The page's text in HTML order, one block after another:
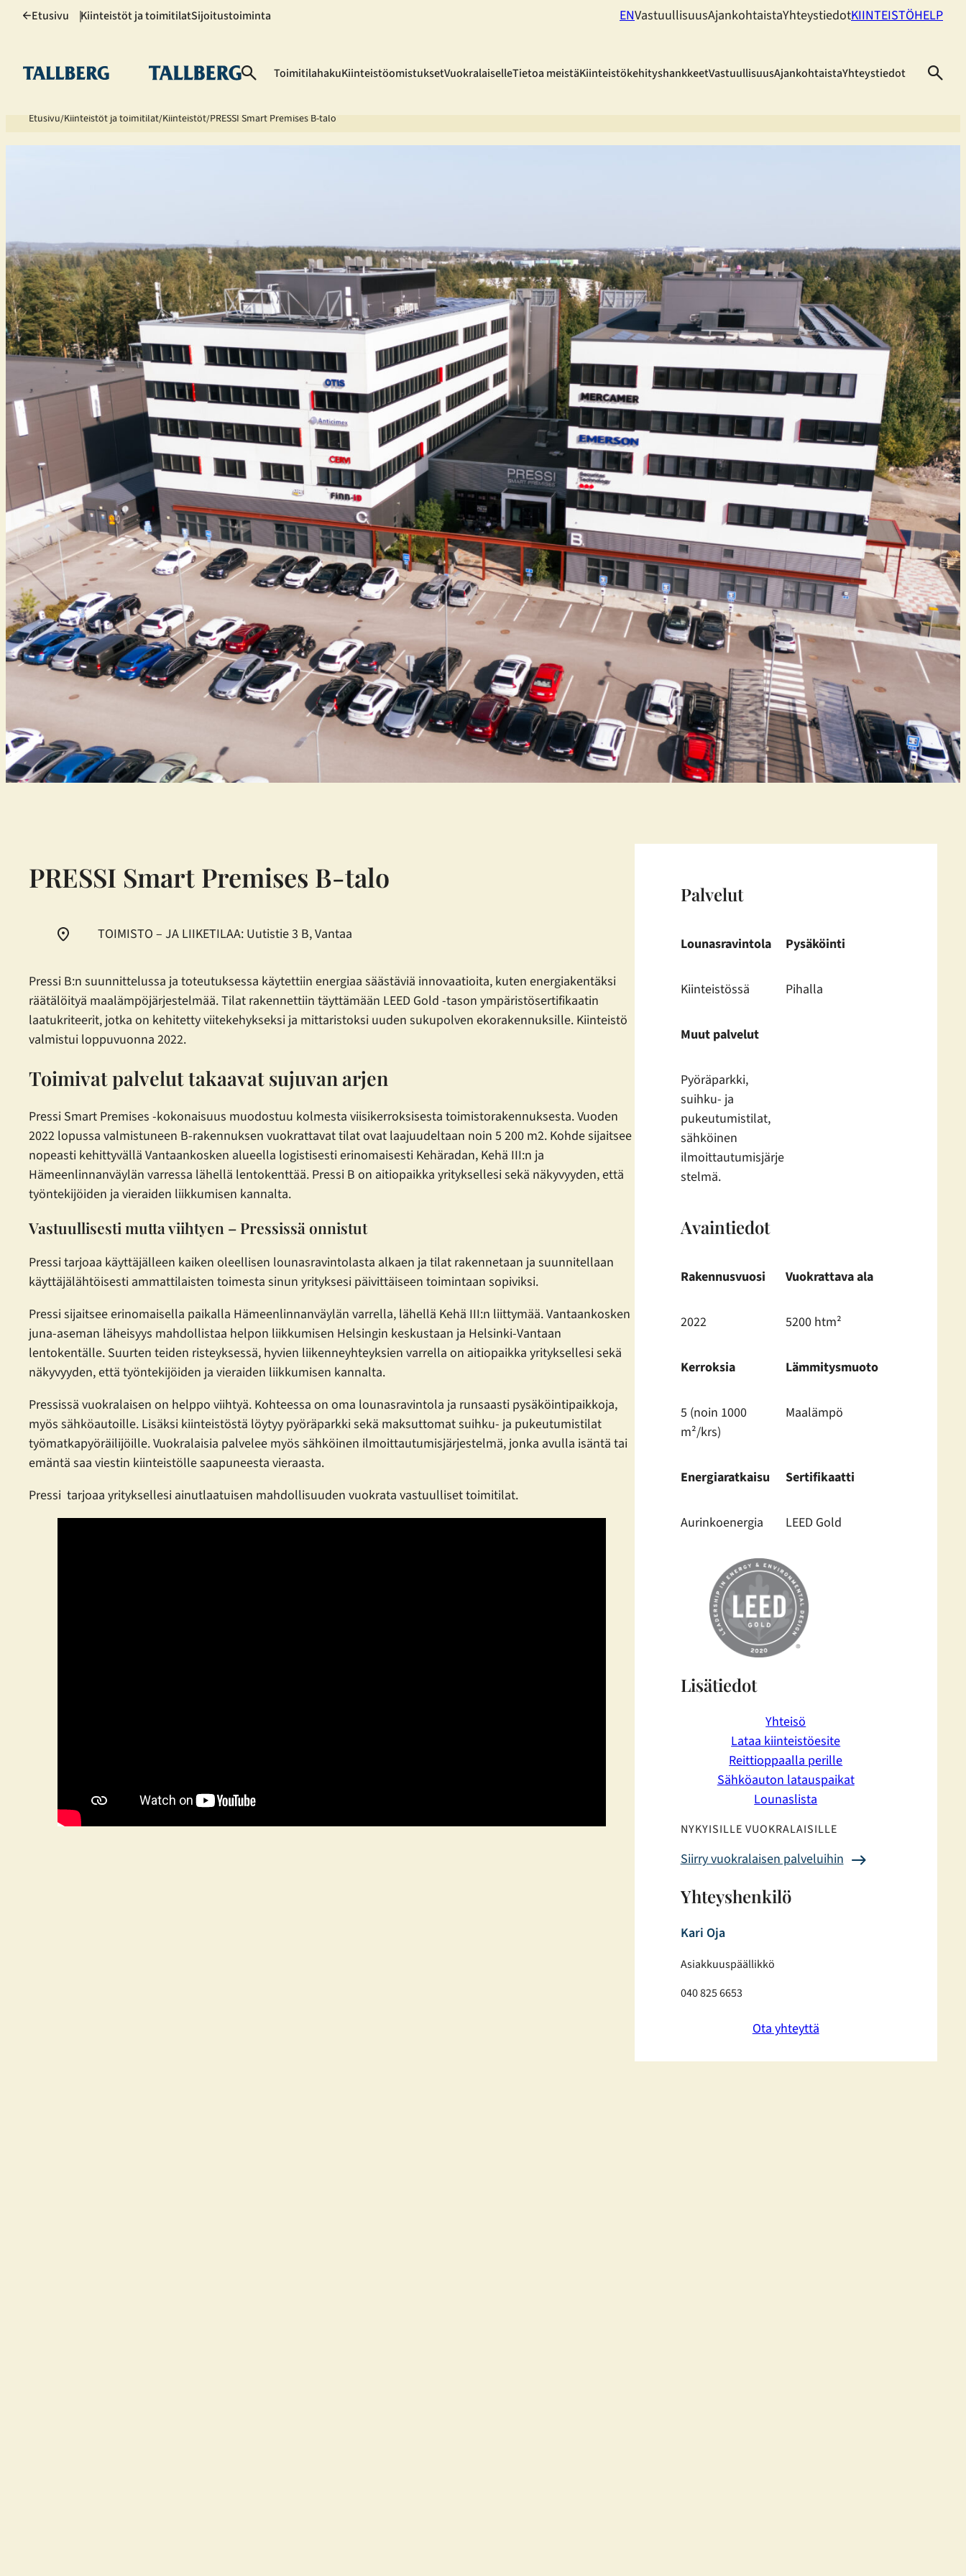
SiirryEtusivu Kiinteistöt ja toimitilatSijoitustoiminta ENVastuullisuusAjankohtaistaYhteystiedotKIINTEISTÖHELP
ToimitilahakuKiinteistöomistuksetVuokralaiselleTietoa meistäKiinteistökehityshankkeetVastuullisuusAjankohtaistaYhteystiedot
Etusivu Kiinteistöt ja toimitilat Kiinteistöt PRESSI Smart Premises B-talo
PRESSI Smart Premises B-talo
TOIMISTO – JA LIIKETILAA: Uutistie 3 B, Vantaa
Pressi B:n suunnittelussa ja toteutuksessa käytettiin energiaa säästäviä innovaatioita, kuten energiakentäksi
räätälöityä maalämpöjärjestelmää. Tilat rakennettiin täyttämään LEED Gold -tason ympäristösertifikaatin
laatukriteerit, jotka on kehitetty viitekehykseksi ja mittaristoksi uuden sukupolven ekorakennuksille. Kiinteistö
valmistui loppuvuonna 2022.
Toimivat palvelut takaavat sujuvan arjen
Pressi Smart Premises -kokonaisuus muodostuu kolmesta viisikerroksisesta toimistorakennuksesta. Vuoden
2022 lopussa valmistuneen B-rakennuksen vuokrattavat tilat ovat laajuudeltaan noin 5 200 m2. Kohde sijaitsee
nopeasti kehittyvällä Vantaankosken alueella logistisesti erinomaisesti Kehäradan, Kehä III:n ja
Hämeenlinnanväylän varressa lähellä lentokenttää. Pressi B on aitiopaikka yrityksellesi sekä näkyvyyden, että
työntekijöiden ja vieraiden liikkumisen kannalta.
Vastuullisesti mutta viihtyen – Pressissä onnistut
Pressi tarjoaa käyttäjälleen kaiken oleellisen lounasravintolasta alkaen ja tilat rakennetaan ja suunnitellaan
käyttäjälähtöisesti ammattilaisten toimesta sinun yrityksesi päivittäiseen toimintaan sopiviksi.
Pressi sijaitsee erinomaisella paikalla Hämeenlinnanväylän varrella, lähellä Kehä III:n liittymää. Vantaankosken
juna-aseman läheisyys mahdollistaa helpon liikkumisen Helsingin keskustaan ja Helsinki-Vantaan
lentokentälle. Suurten teiden risteyksessä, hyvien liikenneyhteyksien varrella on aitiopaikka yrityksellesi sekä
näkyvyyden, että työntekijöiden ja vieraiden liikkumisen kannalta.
Pressissä vuokralaisen on helppo viihtyä. Kohteessa on oma lounasravintola ja runsaasti pysäköintipaikkoja,
myös sähköautoille. Lisäksi kiinteistöstä löytyy pyöräparkki sekä maksuttomat suihku- ja pukeutumistilat
työmatkapyöräilijöille. Vuokralaisia palvelee myös sähköinen ilmoittautumisjärjestelmä, jonka avulla isäntä tai
emäntä saa viestin kiinteistölle saapuneesta vieraasta.
Pressi tarjoaa yrityksellesi ainutlaatuisen mahdollisuuden vuokrata vastuulliset toimitilat.
Palvelut
Lounasravintola
Kiinteistössä
Pysäköinti
Pihalla
Muut palvelut
Pyöräparkki,
suihku- ja
pukeutumistilat,
sähköinen
ilmoittautumisjärje
stelmä.
Avaintiedot
Rakennusvuosi
2022
Vuokrattava ala
5200 htm²
Kerroksia
5 (noin 1000
m²/krs)
Lämmitysmuoto
Maalämpö
Energiaratkaisu
Aurinkoenergia
Sertifikaatti
LEED Gold
Lisätiedot
Yhteisö
Lataa kiinteistöesite
Reittioppaalla perille
Sähköauton latauspaikat
Lounaslista
NYKYISILLE VUOKRALAISILLE
Siirry vuokralaisen palveluihin
Yhteyshenkilö
Kari Oja
Asiakkuuspäällikkö
040 825 6653
Ota yhteyttä